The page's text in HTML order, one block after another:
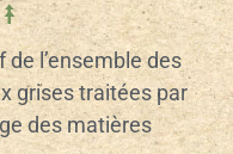
l’ensemble des
grises traitées par
des matières